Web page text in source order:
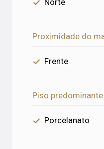
Norte
Proximidade do
Frente
Piso
Porcelanato